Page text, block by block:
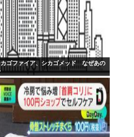
ゴファイア、シカゴメッド なぜあの